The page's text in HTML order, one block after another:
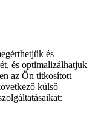
és
és optimalizálhatjuk
az Ön titkosított
külső